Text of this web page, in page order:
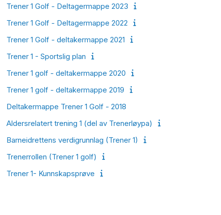
Trener 1 Golf - Deltagermappe 2023
Trener 1 Golf - Deltagermappe 2022
Trener 1 Golf - deltakermappe 2021
Trener 1 - Sportslig plan
Trener 1 golf - deltakermappe 2020
Trener 1 golf - deltakermappe 2019
Deltakermappe Trener 1 Golf - 2018
Aldersrelatert trening 1 (del av Trenerløypa)
Barneidrettens verdigrunnlag (Trener 1)
Trenerrollen (Trener 1 golf)
Trener 1- Kunnskapsprøve